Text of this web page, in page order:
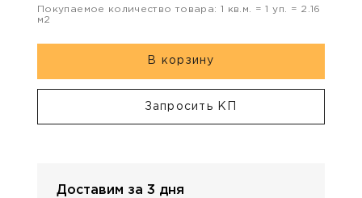
Покупаемое количество товара: 1 кв.м. =1 уп. = 2.16
м2
В корзину
Запросить КП
Доставим за 3 дня